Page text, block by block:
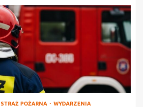
STRAŻ POŻARNA WYDARZENIA